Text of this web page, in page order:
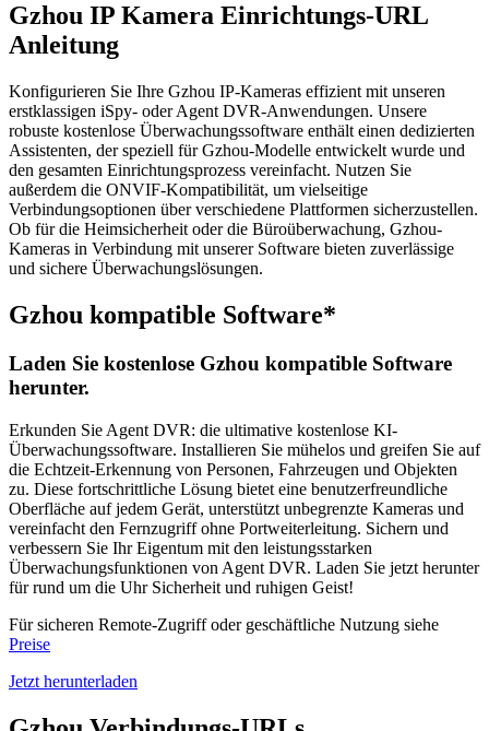
Gzhou IP Kamera Einrichtungs-URL
Anleitung
Konfigurieren Sie Ihre Gzhou IP-Kameras effizient mit unseren
erstklassigen iSpy- oder Agent DVR-Anwendungen. Unsere
robuste kostenlose Überwachungssoftware enthält einen dedizierten
Assistenten, der speziell für Gzhou-Modelle entwickelt wurde und
den gesamten Einrichtungsprozess vereinfacht. Nutzen Sie
außerdem die ONVIF-Kompatibilität, um vielseitige
Verbindungsoptionen über verschiedene Plattformen sicherzustellen.
Ob für die Heimsicherheit oder die Büroüberwachung, Gzhou-
Kameras in Verbindung mit unserer Software bieten zuverlässige
und sichere Überwachungslösungen.
Gzhou kompatible Software*
Laden Sie kostenlose Gzhou kompatible Software
herunter.
Erkunden Sie Agent DVR: die ultimative kostenlose KI-
Überwachungssoftware. Installieren Sie mühelos und greifen Sie auf
die Echtzeit-Erkennung von Personen, Fahrzeugen und Objekten
zu. Diese fortschrittliche Lösung bietet eine benutzerfreundliche
Oberfläche auf jedem Gerät, unterstützt unbegrenzte Kameras und
vereinfacht den Fernzugriff ohne Portweiterleitung. Sichern und
verbessern Sie Ihr Eigentum mit den leistungsstarken
Überwachungsfunktionen von Agent DVR. Laden Sie jetzt herunter
für rund um die Uhr Sicherheit und ruhigen Geist!
Für sicheren Remote-Zugriff oder geschäftliche Nutzung siehe
Preise
Jetzt herunterladen